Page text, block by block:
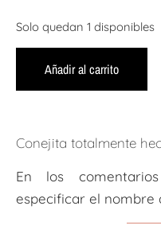
Solo quedan 1 disponibles
Añadir al carrito
Conejita totalmente
En los
especificar el nombre